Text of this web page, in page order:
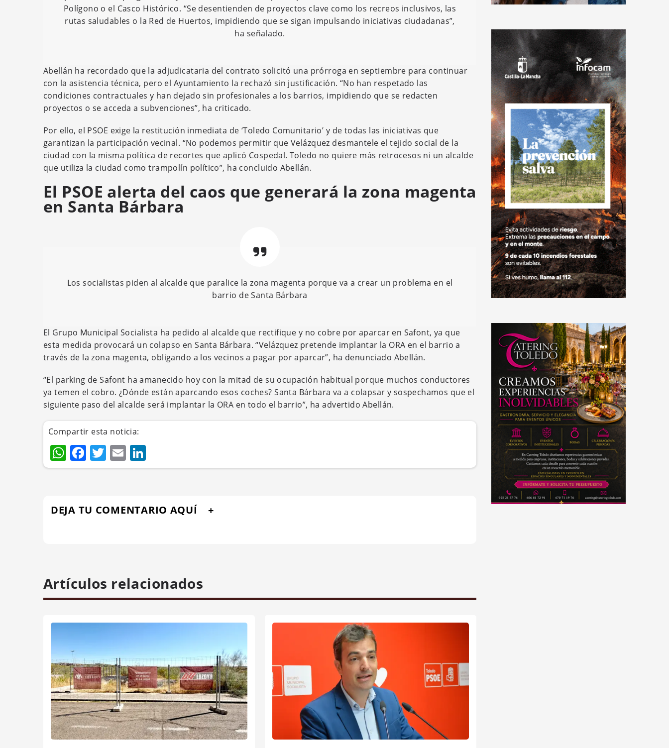
Polígono o el Casco Histórico. “Se desentienden de proyectos clave como los recreos inclusivos, las
rutas saludables o la Red de Huertos, impidiendo que se sigan impulsando iniciativas ciudadanas”,
ha señalado.
Abellán ha recordado que la adjudicataria del contrato solicitó una prórroga en septiembre para continuar
con la asistencia técnica, pero el Ayuntamiento la rechazó sin justificación. “No han respetado las
condiciones contractuales y han dejado sin profesionales a los barrios, impidiendo que se redacten
proyectos o se acceda a subvenciones”, ha criticado.
Por ello, el PSOE exige la restitución inmediata de ‘Toledo Comunitario’ y de todas las iniciativas que
garantizan la participación vecinal. “No podemos permitir que Velázquez desmantele el tejido social de la
ciudad con la misma política de recortes que aplicó Cospedal. Toledo no quiere más retrocesos ni un alcalde
que utiliza la ciudad como trampolín político”, ha concluido Abellán.
El PSOE alerta del caos que generará la zona magenta
en Santa Bárbara
Los socialistas piden al alcalde que paralice la zona magenta porque va a crear un problema en el
barrio de Santa Bárbara
El Grupo Municipal Socialista ha pedido al alcalde que rectifique y no cobre por aparcar en Safont, ya que
esta medida provocará un colapso en Santa Bárbara. “Velázquez pretende implantar la ORA en el barrio a
través de la zona magenta, obligando a los vecinos a pagar por aparcar”, ha denunciado Abellán.
“El parking de Safont ha amanecido hoy con la mitad de su ocupación habitual porque muchos conductores
ya temen el cobro. ¿Dónde están aparcando esos coches? Santa Bárbara va a colapsar y sospechamos que el
siguiente paso del alcalde será implantar la ORA en todo el barrio”, ha advertido Abellán.
Compartir esta noticia:
WhatsApp
Facebook
Twitter
Email
DEJA TU COMENTARIO AQUÍ
Artículos relacionados